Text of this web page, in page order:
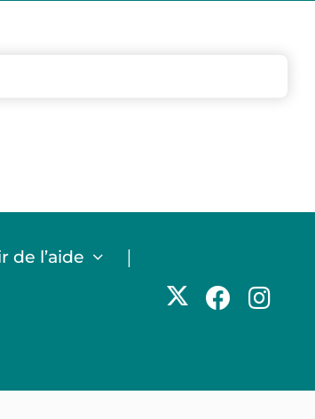
de l’aide |